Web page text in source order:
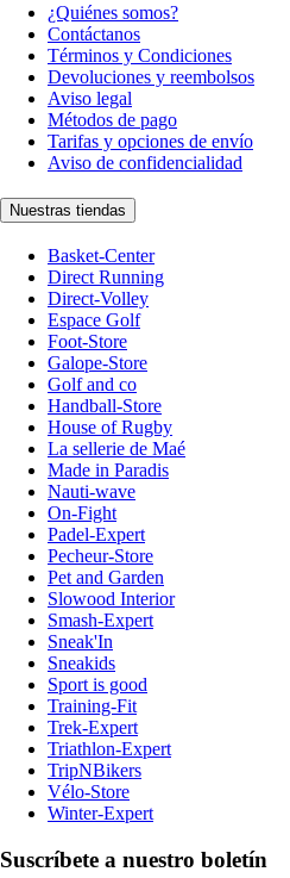
¿Quiénes somos?
Contáctanos
Términos y Condiciones
Devoluciones y reembolsos
Aviso legal
Métodos de pago
Tarifas y opciones de envío
Aviso de confidencialidad
Nuestras tiendas
Basket-Center
Direct Running
Direct-Volley
Espace Golf
Foot-Store
Galope-Store
Golf and co
Handball-Store
House of Rugby
La sellerie de Maé
Made in Paradis
Nauti-wave
On-Fight
Padel-Expert
Pecheur-Store
Pet and Garden
Slowood Interior
Smash-Expert
Sneak'In
Sneakids
Sport is good
Training-Fit
Trek-Expert
Triathlon-Expert
TripNBikers
Vélo-Store
Winter-Expert
Suscríbete a nuestro boletín